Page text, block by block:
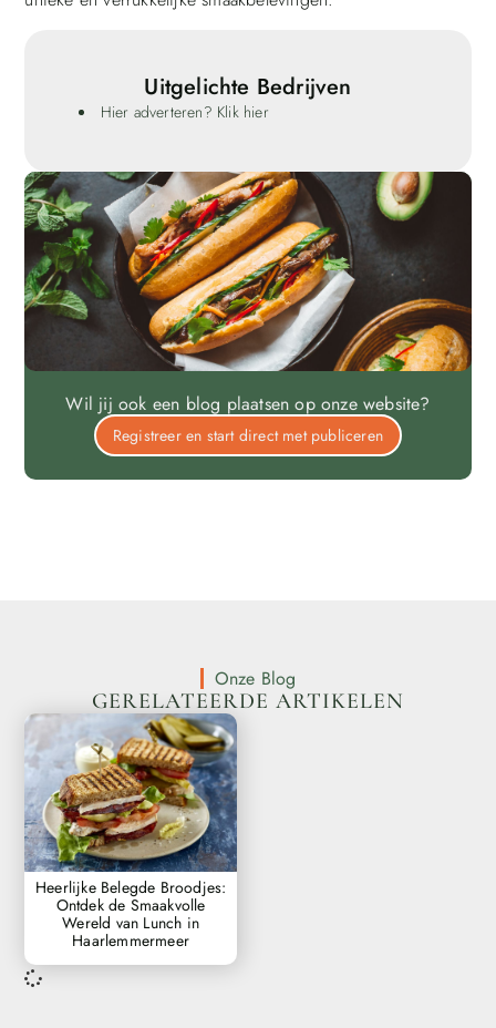
Uitgelichte Bedrijven
Hier adverteren? Klik hier
Wil jij ook een blog plaatsen op onze website?
Registreer en start direct met publiceren
Onze Blog
GERELATEERDE ARTIKELEN
Heerlijke Belegde Broodjes:
Ontdek de Smaakvolle
Wereld van Lunch in
Haarlemmermeer